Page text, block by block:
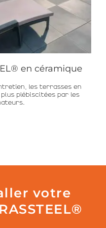
en céramique
les terrasses en
plébiscitées par les
votre